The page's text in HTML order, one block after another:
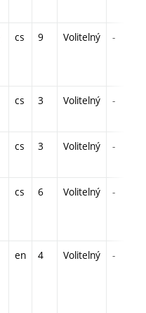
cs 9 Volitelný -
cs 3 Volitelný -
cs 3 Volitelný -
cs 6 Volitelný -
en 4 Volitelný -